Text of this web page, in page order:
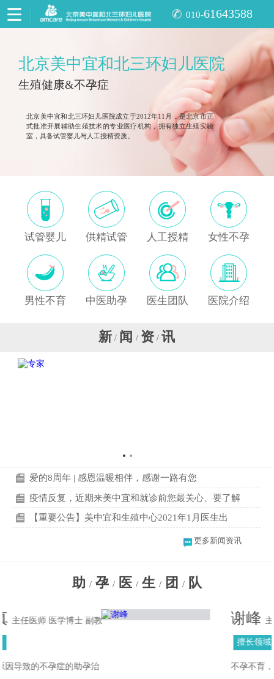
010-61643588
北京美中宜和北三环妇儿医院
生殖健康&不孕症
北京美中宜和北三环妇儿医院成立于2012年11月，是北京市正
式批准开展辅助生殖技术的专业医疗机构，拥有独立生殖实验
室，具备试管婴儿与人工授精资质。
试管婴儿 供精试管 人工授精 女性不孕
男性不育 中医助孕 医生团队 医院介绍
新 / 闻 / 资 / 讯
爱的8周年 | 感恩温暖相伴，感谢一路有您
疫情反复，近期来美中宜和就诊前您最关心、要了解
【重要公告】美中宜和生殖中心2021年1月医生出
更多新闻资讯
助 / 孕 / 医 / 生 / 团 / 队
副教
治
谢峰主任医师
不孕不育，各类辅助生殖技术(人